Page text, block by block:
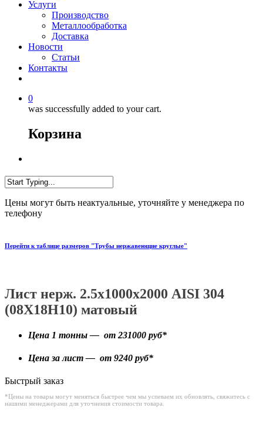
Услуги
Производство
Металлообработка
Доставка
Новости
Статьи
Контакты
0
was successfully added to your cart.
Корзина
Цены могут быть неактуальные, уточняйте у менеджера по
телефону
Перейти к таблице размеров "Трубы нержавеющие круглые"
Лист нерж. 2.5х1000х2000 AISI 304
(08Х18Н10) матовый
Цена 1 тонны — от 231000 руб*
Цена за лист — от 9240 руб*
Быстрый заказ
*Цены на товары могут меняться быстрее чем мы успеваем их обновлять, свяжитесь с
нашими менеджерами для уточнения стоимости товара.